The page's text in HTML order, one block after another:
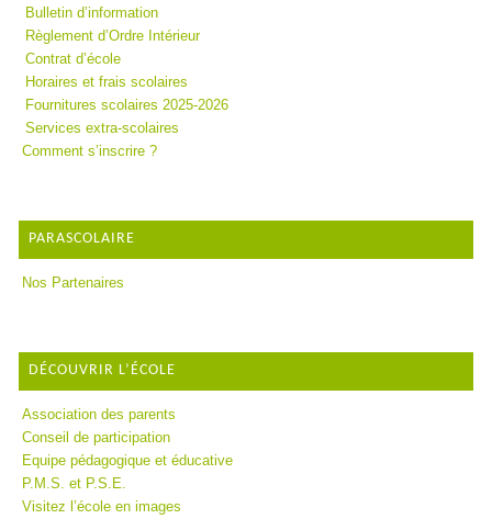
Bulletin d’information
Règlement d’Ordre Intérieur
Contrat d’école
Horaires et frais scolaires
Fournitures scolaires 2025-2026
Services extra-scolaires
Comment s’inscrire ?
PARASCOLAIRE
Nos Partenaires
DÉCOUVRIR L’ÉCOLE
Association des parents
Conseil de participation
Equipe pédagogique et éducative
P.M.S. et P.S.E.
Visitez l’école en images